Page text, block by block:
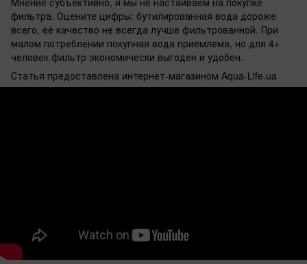
фильтра. Оцените цифры: бутилированная вода дороже
всего, её качество не всегда лучше фильтрованной. При
малом потреблении покупная вода приемлема, но для 4+
человек фильтр экономически выгоден и удобен.
Статья предоставлена интернет-магазином Aqua-Life.ua